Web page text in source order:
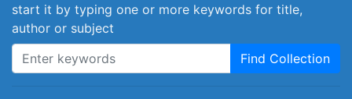
start it by typing one or more keywords for title,
author or subject
Find Collection